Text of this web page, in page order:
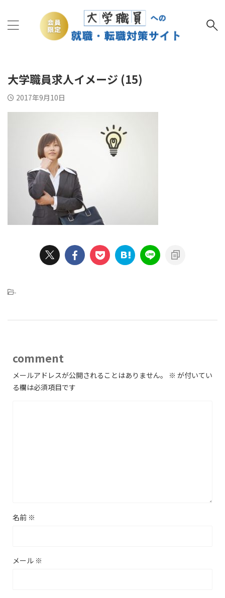
大学職員求人イメージ (15)
2017年9月10日
-
comment
メールアドレスが公開されることはありません。 ※ が付いてい
る欄は必須項目です
名前 ※
メール ※